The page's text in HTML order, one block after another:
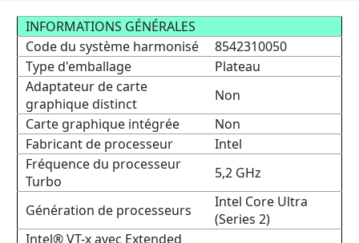
INFORMATIONS GÉNÉRALES
Code du système harmonisé
8542310050
Type d'emballage
Plateau
Adaptateur de carte
graphique distinct
Non
Carte graphique intégrée
Non
Fabricant de processeur
Intel
Fréquence du processeur
Turbo
5,2 GHz
Génération de processeurs
Intel Core Ultra
(Series 2)
Intel® VT-x avec Extended